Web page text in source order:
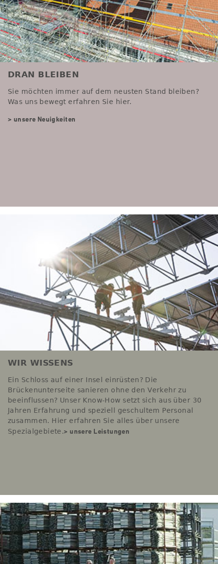
DRAN BLEIBEN
Sie möchten immer auf dem neusten Stand bleiben?
Was uns bewegt erfahren Sie hier.
> unsere Neuigkeiten
WIR WISSENS
Ein Schloss auf einer Insel einrüsten? Die
Brückenunterseite sanieren ohne den Verkehr zu
beeinflussen? Unser Know-How setzt sich aus über 30
Jahren Erfahrung und speziell geschultem Personal
zusammen. Hier erfahren Sie alles über unsere
Spezialgebiete.> unsere Leistungen